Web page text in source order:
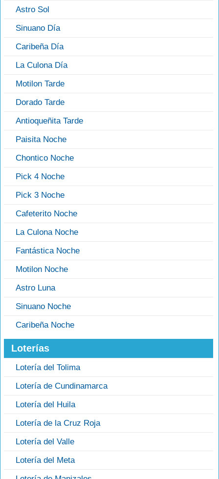
Astro Sol
Sinuano Día
Caribeña Día
La Culona Día
Motilon Tarde
Dorado Tarde
Antioqueñita Tarde
Paisita Noche
Chontico Noche
Pick 4 Noche
Pick 3 Noche
Cafeterito Noche
La Culona Noche
Fantástica Noche
Motilon Noche
Astro Luna
Sinuano Noche
Caribeña Noche
Loterías
Lotería del Tolima
Lotería de Cundinamarca
Lotería del Huila
Lotería de la Cruz Roja
Lotería del Valle
Lotería del Meta